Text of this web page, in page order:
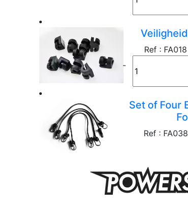
Ref : FA018
-
Set of Four
Ref : FA038